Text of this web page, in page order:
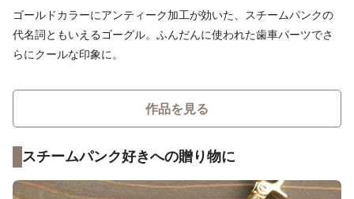
ゴールドカラーにアンティーク加工が効いた、スチームパンクの
代名詞ともいえるゴーグル。ふんだんに使われた歯車パーツでさ
らにクールな印象に。
作品を見る
スチームパンク好きへの贈り物に